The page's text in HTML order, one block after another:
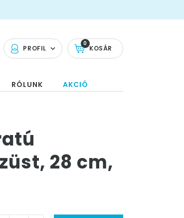
PROFIL KOSÁR
0
RÓLUNK AKCIÓ
28 cm,